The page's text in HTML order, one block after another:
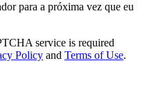
para a próxima vez que eu
service is required
Policy and Terms of Use.